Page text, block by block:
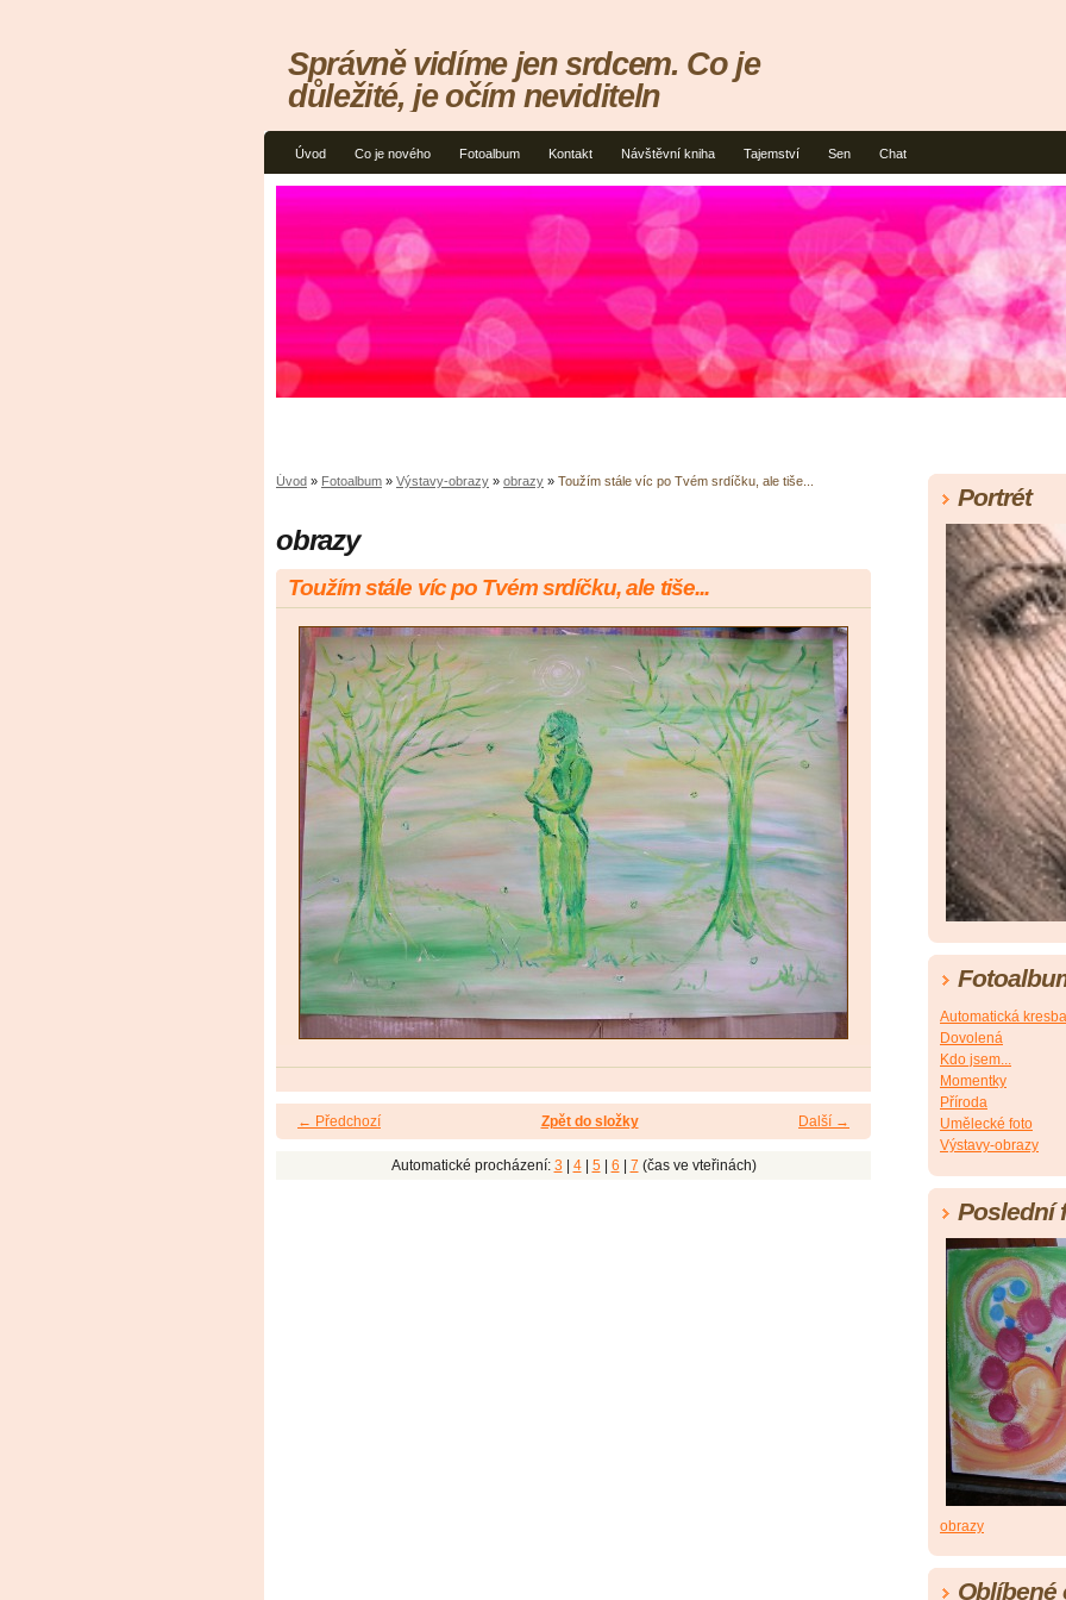
Úvod Co je nového Fotoalbum Kontakt Návštěvní kniha Tajemství Sen Chat
Správně vidíme jen srdcem. Co je
důležité, je očím neviditeln
Úvod » Fotoalbum » Výstavy-obrazy » obrazy » Toužím stále víc po Tvém srdíčku, ale tiše...
obrazy
Toužím stále víc po Tvém srdíčku, ale tiše...
← Předchozí Další →
Zpět do složky
Automatické procházení: 3 4| 5| 6 7 (čas ve vteřinách)
Portrét
Automatická kresba
Dovolená
Kdo jsem...
Momentky
Příroda
Umělecké foto
Výstavy-obrazy
Poslední
obrazy
Oblíbené